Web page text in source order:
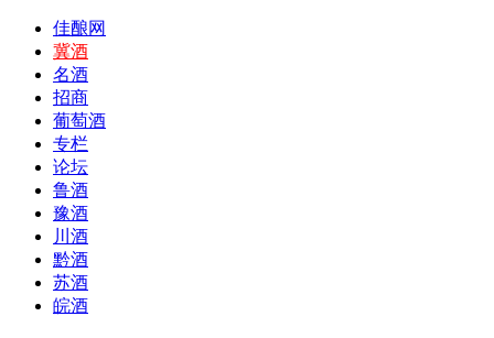
佳酿网
冀酒
名酒
招商
葡萄酒
专栏
论坛
鲁酒
豫酒
川酒
黔酒
苏酒
皖酒